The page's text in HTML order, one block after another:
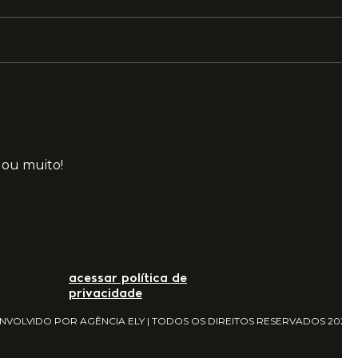
muito!
acessar política de
privacidade
POR AGÊNCIA ELY | TODOS OS DIREITOS RESERVADOS